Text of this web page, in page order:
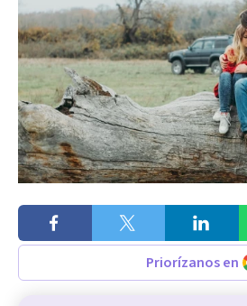
Priorízanos en